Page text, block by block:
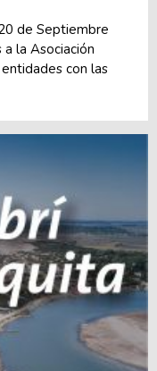
de Septiembre
la Asociación
con las